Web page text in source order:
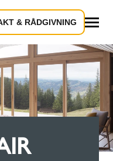
& RÅDGIVNING